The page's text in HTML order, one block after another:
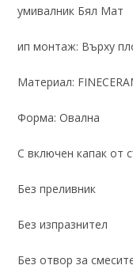
умивалник Бял Мат
ип монтаж: Върху
Материал:
Форма: Овална
С включен капак от
Без преливник
Без изпразнител
Без отвор за